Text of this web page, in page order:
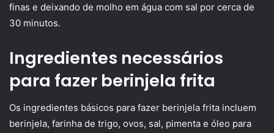
finas e deixando de molho em água com sal por cerca de
30 minutos.
Ingredientes necessários
para fazer berinjela frita
Os ingredientes básicos para fazer berinjela frita incluem
berinjela, farinha de trigo, ovos, sal, pimenta e óleo para